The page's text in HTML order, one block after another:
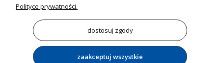
Wentylatory
Polityce prywatności.
dostosuj zgody
zaakceptuj wszystkie